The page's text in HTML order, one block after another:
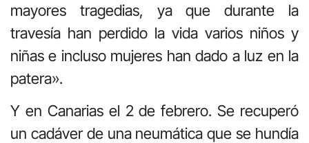
mayores tragedias, ya que durante la
travesía han perdido la vida varios niños y
niñas e incluso mujeres han dado a luz en la
patera».
Y en Canarias el 2 de febrero. Se recuperó
un cadáver de una neumática que se hundía